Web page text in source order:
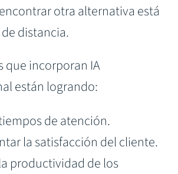
otra alternativa está
distancia.
que incorporan IA
están logrando:
de atención.
la satisfacción del cliente.
productividad de los